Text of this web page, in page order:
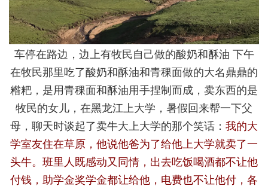
车停在路边，边上有牧民自己做的酸奶和酥油 下午
在牧民那里吃了酸奶和酥油和青稞面做的大名鼎鼎的
糌粑，是用青稞面和酥油用手捏制而成，卖东西的是
牧民的女儿，在黑龙江上大学，暑假回来帮一下父
母，聊天时谈起了卖牛大上大学的那个笑话： 我的大
学室友住在草原，他说他爸为了给他上大学就卖了一
头牛。班里人既感动又同情，出去吃饭喝酒都不让他
付钱，助学金奖学金都让给他，电费也不让他付，各